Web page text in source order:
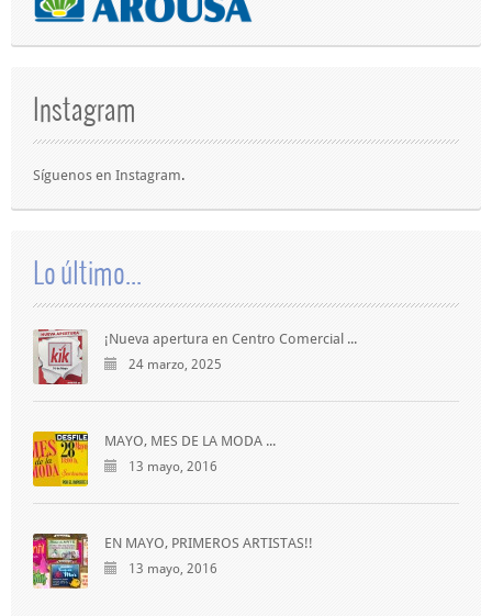
Instagram
Síguenos en Instagram.
Lo último...
¡Nueva apertura en Centro Comercial ...
24 marzo, 2025
MAYO, MES DE LA MODA ...
13 mayo, 2016
EN MAYO, PRIMEROS ARTISTAS!!
13 mayo, 2016